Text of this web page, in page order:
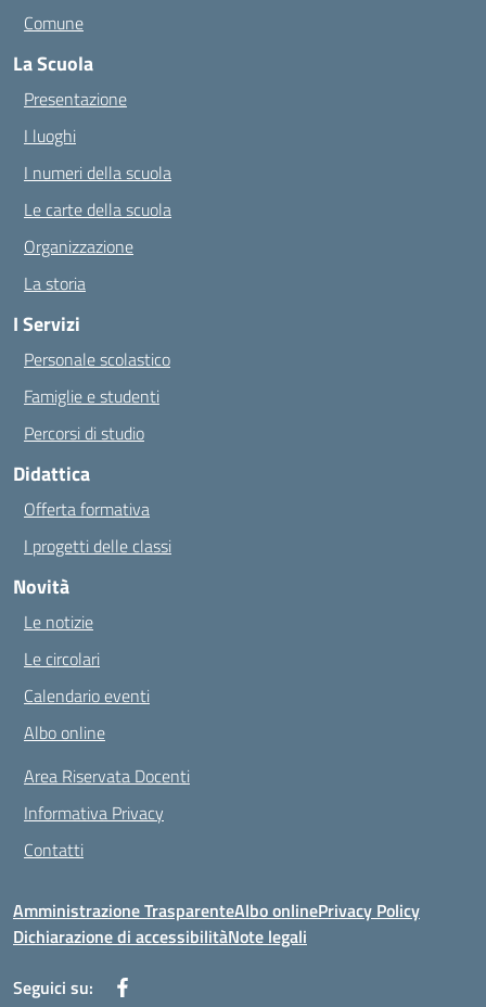
Comune
La Scuola
Presentazione
I luoghi
I numeri della scuola
Le carte della scuola
Organizzazione
La storia
I Servizi
Personale scolastico
Famiglie e studenti
Percorsi di studio
Didattica
Offerta formativa
I progetti delle classi
Novità
Le notizie
Le circolari
Calendario eventi
Albo online
Area Riservata Docenti
Informativa Privacy
Contatti
Amministrazione TrasparenteAlbo onlinePrivacy Policy
Dichiarazione di accessibilitàNote legali
Seguici su: